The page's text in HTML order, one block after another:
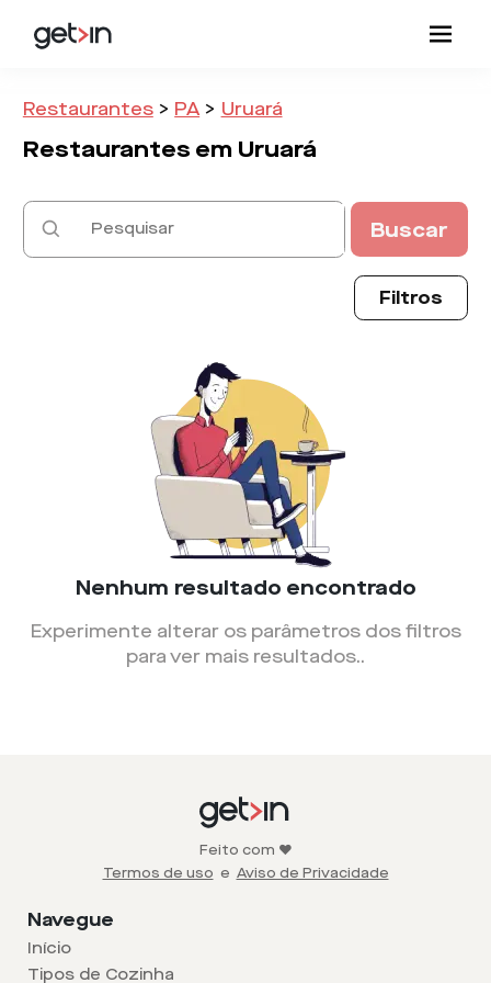
Restaurantes > PA > Uruará
Restaurantes em Uruará
Buscar
Filtros
Nenhum resultado encontrado
Experimente alterar os parâmetros dos filtros
para ver mais resultados..
Feito com ❤️
Termos de uso e Aviso de Privacidade
Navegue
Início
Tipos de Cozinha